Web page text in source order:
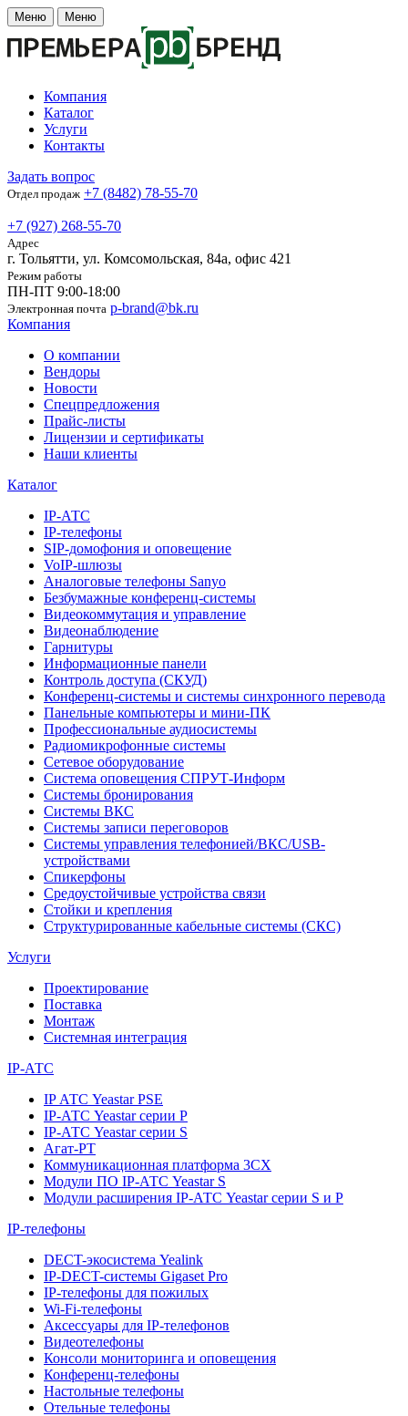
Меню Меню
Компания
Каталог
Услуги
Контакты
Задать вопрос
Отдел продаж +7 (8482) 78-55-70
+7 (927) 268-55-70
Адрес
г. Тольятти, ул. Комсомольская, 84а, офис 421
Режим работы
ПН-ПТ 9:00-18:00
Электронная почта p-brand@bk.ru
Компания
О компании
Вендоры
Новости
Спецпредложения
Прайс-листы
Лицензии и сертификаты
Наши клиенты
Каталог
IP-АТС
IP-телефоны
SIP-домофония и оповещение
VoIP-шлюзы
Аналоговые телефоны Sanyo
Безбумажные конференц-системы
Видеокоммутация и управление
Видеонаблюдение
Гарнитуры
Информационные панели
Контроль доступа (СКУД)
Конференц-системы и системы синхронного перевода
Панельные компьютеры и мини-ПК
Профессиональные аудиосистемы
Радиомикрофонные системы
Сетевое оборудование
Система оповещения СПРУТ-Информ
Системы бронирования
Системы ВКС
Системы записи переговоров
Системы управления телефонией/ВКС/USB-
устройствами
Спикерфоны
Средоустойчивые устройства связи
Стойки и крепления
Структурированные кабельные системы (СКС)
Услуги
Проектирование
Поставка
Монтаж
Системная интеграция
IP-АТС
IP АТС Yeastar PSE
IP-АТС Yeastar серии P
IP-АТС Yeastar серии S
Агат-РТ
Коммуникационная платформа 3CX
Модули ПО IP-АТС Yeastar S
Модули расширения IP-АТС Yeastar серии S и P
IP-телефоны
DECT-экосистема Yealink
IP-DECT-системы Gigaset Pro
IP-телефоны для пожилых
Wi-Fi-телефоны
Аксессуары для IP-телефонов
Видеотелефоны
Консоли мониторинга и оповещения
Конференц-телефоны
Настольные телефоны
Отельные телефоны